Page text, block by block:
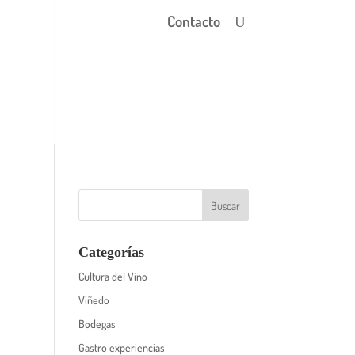
Contacto
Categorías
Cultura del Vino
Viñedo
Bodegas
Gastro experiencias